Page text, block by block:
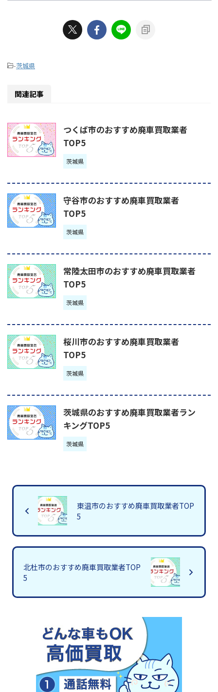
-茨城県
関連記事
つくば市のおすすめ廃車買取業者
TOP5
茨城県
守谷市のおすすめ廃車買取業者
TOP5
茨城県
常陸太田市のおすすめ廃車買取業者
TOP5
茨城県
桜川市のおすすめ廃車買取業者
TOP5
茨城県
茨城県のおすすめ廃車買取業者ラン
キングTOP5
茨城県
東温市のおすすめ廃車買取業者TOP
5
北杜市のおすすめ廃車買取業者TOP
5